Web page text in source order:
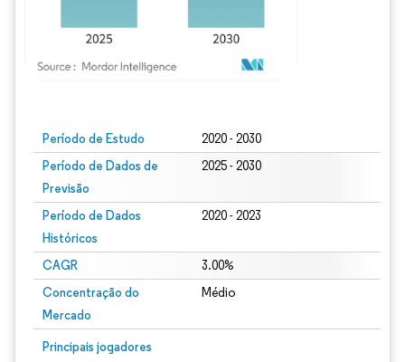
Período de Estudo 2020 - 2030
Período de Dados de
Previsão
2025 - 2030
Período de Dados
Históricos
2020 - 2023
CAGR 3.00%
Concentração do
Mercado
Médio
Principais jogadores